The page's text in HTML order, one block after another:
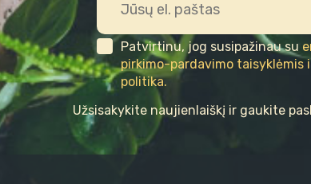
Patvirtinu, jog susipažinau su
pirkimo-pardavimo taisyklėmis
politika.
Užsisakykite naujienlaiškį ir gaukite